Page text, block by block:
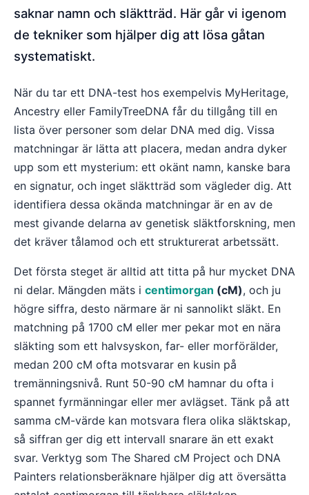
saknar namn och släktträd. Här går vi igenom
de tekniker som hjälper dig att lösa gåtan
systematiskt.
När du tar ett DNA-test hos exempelvis MyHeritage,
Ancestry eller FamilyTreeDNA får du tillgång till en
lista över personer som delar DNA med dig. Vissa
matchningar är lätta att placera, medan andra dyker
upp som ett mysterium: ett okänt namn, kanske bara
en signatur, och inget släktträd som vägleder dig. Att
identifiera dessa okända matchningar är en av de
mest givande delarna av genetisk släktforskning, men
det kräver tålamod och ett strukturerat arbetssätt.
Det första steget är alltid att titta på hur mycket DNA
ni delar. Mängden mäts i centimorgan (cM), och ju
högre siffra, desto närmare är ni sannolikt släkt. En
matchning på 1700 cM eller mer pekar mot en nära
släkting som ett halvsyskon, far- eller morförälder,
medan 200 cM ofta motsvarar en kusin på
tremänningsnivå. Runt 50-90 cM hamnar du ofta i
spannet fyrmänningar eller mer avlägset. Tänk på att
samma cM-värde kan motsvara flera olika släktskap,
så siffran ger dig ett intervall snarare än ett exakt
svar. Verktyg som The Shared cM Project och DNA
Painters relationsberäknare hjälper dig att översätta